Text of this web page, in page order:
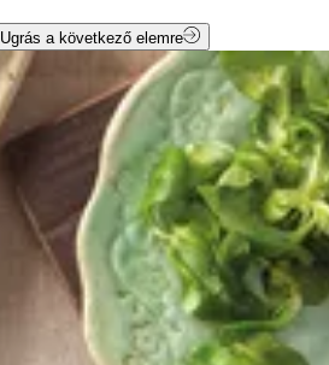
Ugrás a következő elemre